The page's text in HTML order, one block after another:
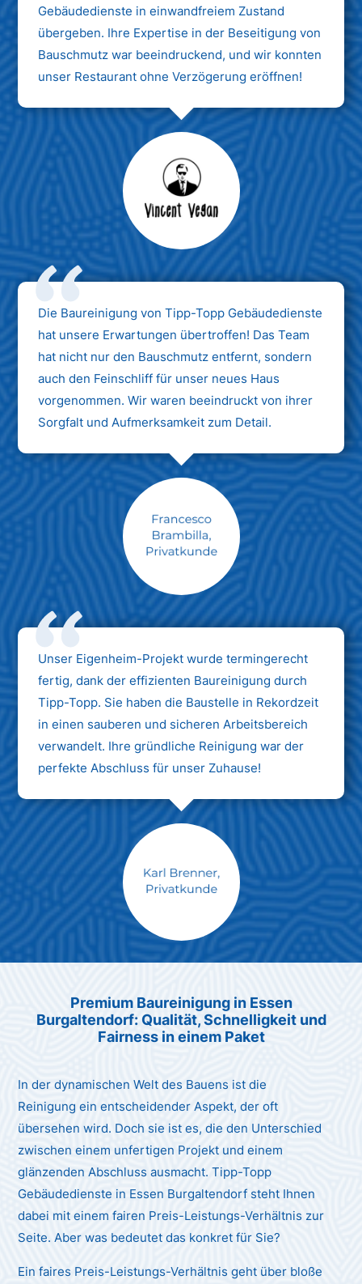
Gebäudedienste in einwandfreiem Zustand
übergeben. Ihre Expertise in der Beseitigung von
Bauschmutz war beeindruckend, und wir konnten
unser Restaurant ohne Verzögerung eröffnen!
Max Mustermann
Unternehmen AG
Die Baureinigung von Tipp-Topp Gebäudedienste
hat unsere Erwartungen übertroffen! Das Team
hat nicht nur den Bauschmutz entfernt, sondern
auch den Feinschliff für unser neues Haus
vorgenommen. Wir waren beeindruckt von ihrer
Sorgfalt und Aufmerksamkeit zum Detail.
Max Mustermann
Unternehmen AG
Unser Eigenheim-Projekt wurde termingerecht
fertig, dank der effizienten Baureinigung durch
Tipp-Topp. Sie haben die Baustelle in Rekordzeit
in einen sauberen und sicheren Arbeitsbereich
verwandelt. Ihre gründliche Reinigung war der
perfekte Abschluss für unser Zuhause!
Max Mustermann
Premium Baureinigung in Essen
Burgaltendorf: Qualität, Schnelligkeit und
Fairness in einem Paket
In der dynamischen Welt des Bauens ist die
Reinigung ein entscheidender Aspekt, der oft
übersehen wird. Doch sie ist es, die den Unterschied
zwischen einem unfertigen Projekt und einem
glänzenden Abschluss ausmacht. Tipp-Topp
Gebäudedienste in Essen Burgaltendorf steht Ihnen
dabei mit einem fairen Preis-Leistungs-Verhältnis zur
Seite. Aber was bedeutet das konkret für Sie?
Ein faires Preis-Leistungs-Verhältnis geht über bloße